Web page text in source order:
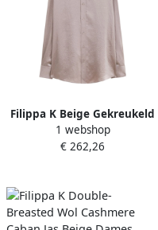
Filippa K Beige Gekreukeld
Overhemd met Oversized
Kraag Beige Dames
1 webshop
€ 262,26